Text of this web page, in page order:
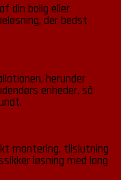
din bolig eller
der bedst
herunder
enheder, så
montering, tilslutning
løsning med lang